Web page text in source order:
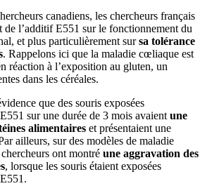
canadiens, les chercheurs français
de l’additif E551 sur le fonctionnement du
et plus particulièrement sursa tolérance
. Rappelons ici que la maladie cœliaque est
réaction à l’exposition au gluten, un
dans les céréales.
que des souris exposées
sur une durée de 3 mois avaientune
alimentaireset présentaient une
ailleurs, sur des modèles de maladie
ont montré une aggravation des
, lorsque les souris étaient exposées